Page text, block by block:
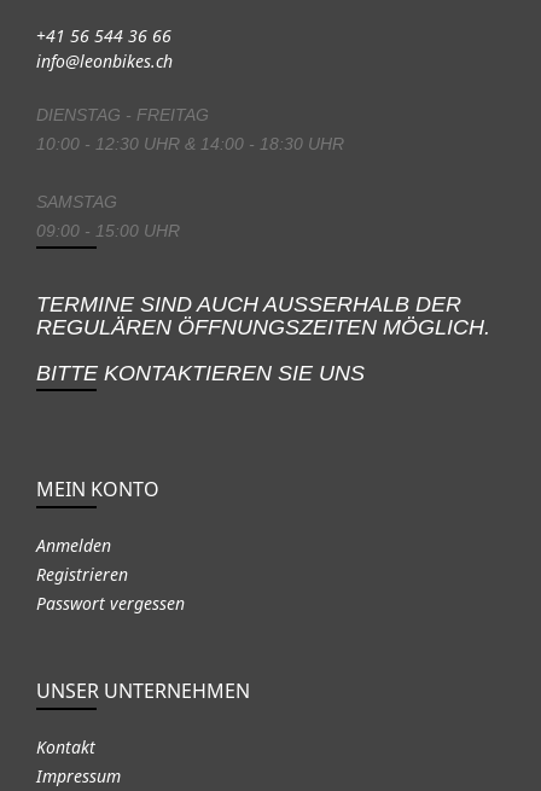
+41 56 544 36 66
info@leonbikes.ch
DIENSTAG - FREITAG
10:00 - 12:30 UHR & 14:00 - 18:30 UHR
SAMSTAG
09:00 - 15:00 UHR
TERMINE SIND AUCH AUSSERHALB DER
REGULÄREN ÖFFNUNGSZEITEN MÖGLICH.
BITTE KONTAKTIEREN SIE UNS
MEIN KONTO
Anmelden
Registrieren
Passwort vergessen
UNSER UNTERNEHMEN
Kontakt
Impressum